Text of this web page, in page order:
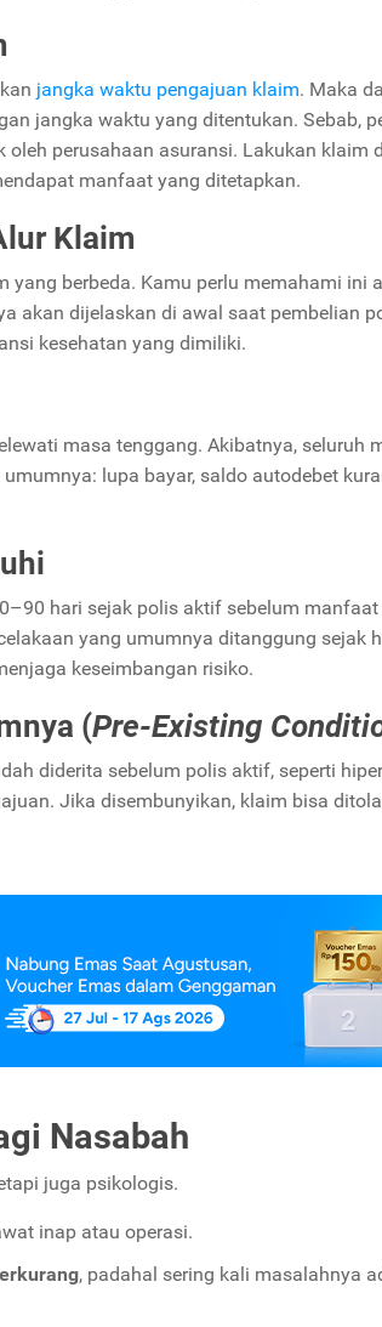
jangka waktu pengajuan klaim. Maka
jangka waktu yang ditentukan. Sebab,
perusahaan asuransi. Lakukan klaim
manfaat yang ditetapkan.
Klaim
yang berbeda. Kamu perlu memahami ini
akan dijelaskan di awal saat pembelian
kesehatan yang dimiliki.
masa tenggang. Akibatnya, seluruh
lupa bayar, saldo autodebet
hari sejak polis aktif sebelum
yang umumnya ditanggung sejak
keseimbangan risiko.
(Pre-Existing
diderita sebelum polis aktif, seperti
Jika disembunyikan, klaim bisa
Nasabah
juga psikologis.
inap atau operasi.
, padahal sering kali masalahnya